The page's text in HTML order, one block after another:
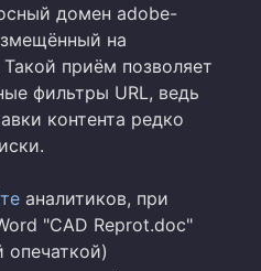
домен adobe-
на
приём позволяет
фильтры URL, ведь
контента редко
аналитиков, при
"CAD Reprot.doc"
опечаткой)